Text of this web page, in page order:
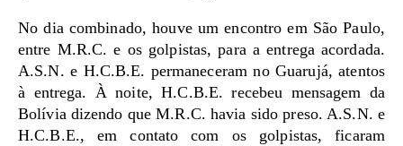
No dia combinado, houve um encontro em São Paulo,
entre M.R.C. e os golpistas, para a entrega acordada.
A.S.N. e H.C.B.E. permaneceram no Guarujá, atentos
à entrega. À noite, H.C.B.E. recebeu mensagem da
Bolívia dizendo que M.R.C. havia sido preso. A.S.N. e
H.C.B.E., em contato com os golpistas, ficaram